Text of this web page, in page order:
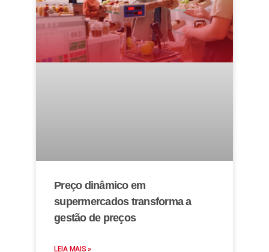
Preço dinâmico em
supermercados transforma a
gestão de preços
LEIA MAIS »